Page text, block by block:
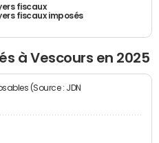
fiscaux
fiscaux imposés
à Vescours en 2025
(Source : JDN